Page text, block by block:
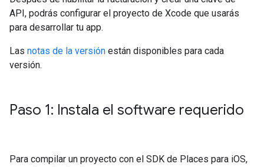
API, podrás configurar el proyecto de Xcode que usarás
para desarrollar tu app.
Las notas de la versión están disponibles para cada
versión.
Paso 1: Instala el software requerido
Para compilar un proyecto con el SDK de Places para iOS,